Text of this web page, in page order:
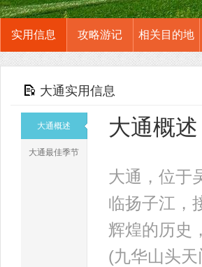
实用信息 攻略游记 相关目的地
大通实用信息
大通概述
大通最佳季节
大通概述
大通，位于
临扬子江，
辉煌的历史
(九华山头